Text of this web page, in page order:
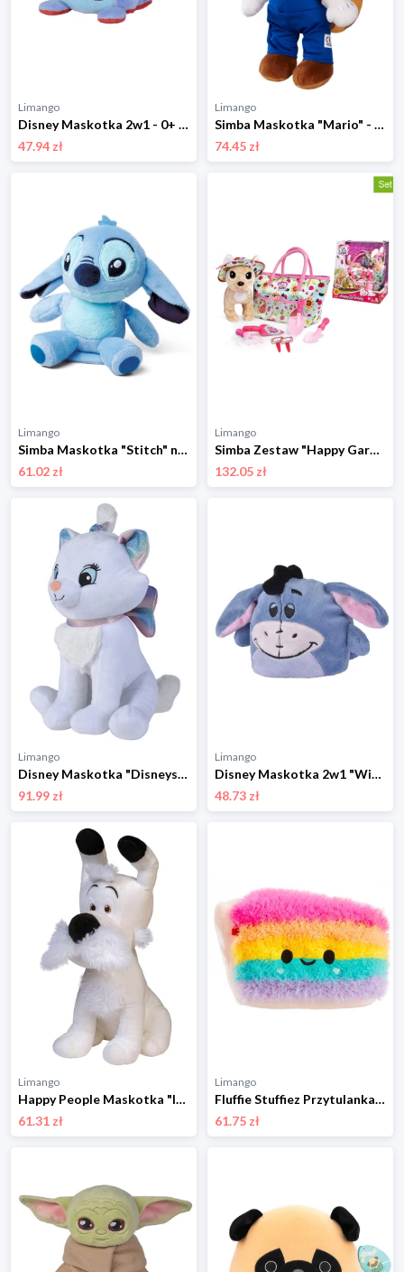
Limango
Disney Maskotka 2w1 - 0+ rozmiar: onesize
47.94 zł
Limango
Simba Maskotka "Mario" - 0+ rozmiar: onesize
74.45 zł
Limango
Simba Maskotka "Stitch" na ramię - 0+ rozmiar: onesize
61.02 zł
Limango
Simba Zestaw "Happy Gardening" - 3+ rozmiar: onesize
132.05 zł
Limango
Disney Maskotka "Disneys Aristocats" - 0+ rozmiar: onesize
91.99 zł
Limango
Disney Maskotka 2w1 "Winnie/ I-Aah" - 0+ rozmiar: onesize
48.73 zł
Limango
Happy People Maskotka "Idefix" - 0+ rozmiar: onesize
61.31 zł
Limango
Fluffie Stuffiez Przytulanka ze wzorem -3+ rozmiar: onesize
61.75 zł